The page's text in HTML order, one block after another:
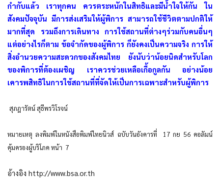
กำกับแล้ว เราทุกคน ควรตระหนักในสิทธิและมีน้ำใจให้กัน ใน
สังคมปัจจุบัน มีการส่งเสริมให้ผู้พิการ สามารถใช้ชีวิตตามปกติให้
มากที่สุด รวมถึงการเดินทาง การใช้สถานที่ต่างๆร่วมกับคนอื่นๆ
แต่อย่างไรก็ตาม ข้อจำกัดของผู้พิการ ก็ยังคงเป็นความจริง การให้
สิ่งอำนวยความสะดวกของสังคมไทย ยังนับว่าน้อยนิดสำหรับโลก
ของพิการที่ต้องเผชิญ เราควรช่วยเหลือเกื้อกูลกัน อย่างน้อย
เคารพสิทธิในการใช้สถานที่ที่จัดให้เป็นการเฉพาะสำหรับผู้พิการ
สุภฎารัตน์ สุธีพรวิโรจน์
หมายเหตุ ลงพิมพ์ในหนังสือพิมพ์ไทยนิวส์ ฉบับวันอังคารที่ 17 กย 56 คอลัมน์
คุ้มครองผู้บริโภค หน้า 7
อ้างอิง http://www.bsa.or.th